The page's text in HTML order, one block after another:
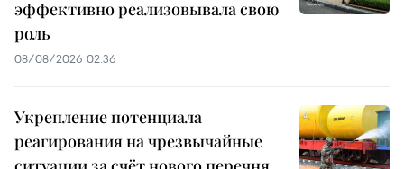
эффективно реализовывала свою
роль
08/08/2026 02:36
Укрепление потенциала
реагирования на чрезвычайные